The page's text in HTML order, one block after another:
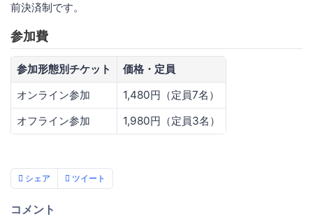
前決済制です。
参加費
参加形態別チケット
価格・定員
オンライン参加
1,480円（定員7名）
オフライン参加
1,980円（定員3名）
シェア ツイート
コメント